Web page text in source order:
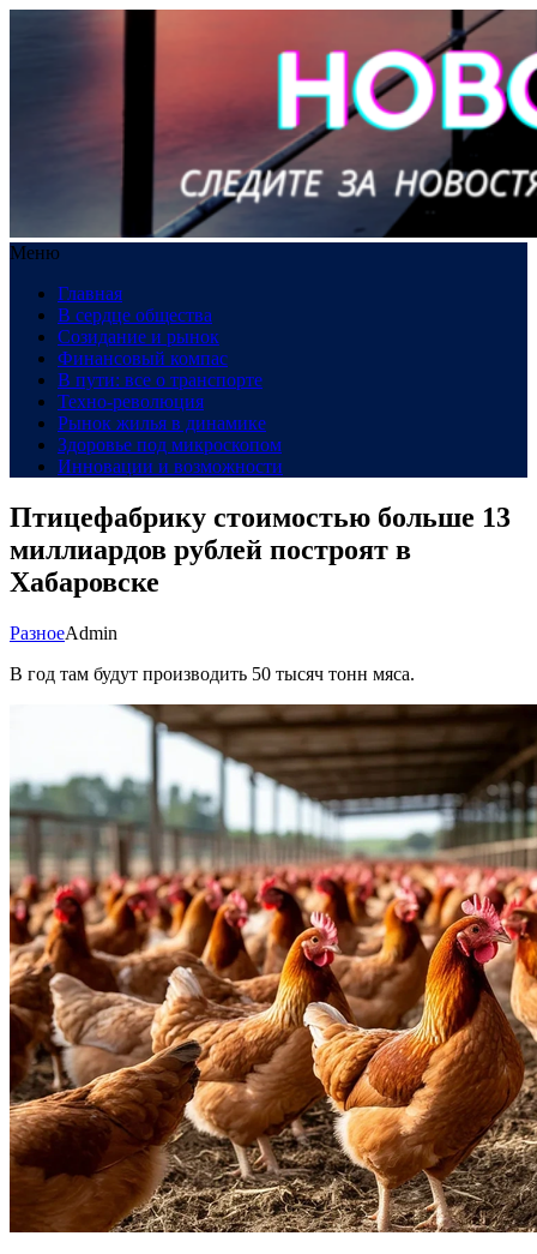
Меню
Главная
В сердце общества
Созидание и рынок
Финансовый компас
В пути: все о транспорте
Техно-революция
Рынок жилья в динамике
Здоровье под микроскопом
Инновации и возможности
Птицефабрику стоимостью больше 13
миллиардов рублей построят в
Хабаровске
РазноеAdmin
В год там будут производить 50 тысяч тонн мяса.